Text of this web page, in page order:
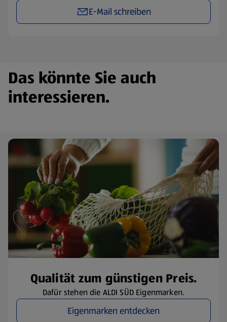
E-Mail schreiben
Das könnte Sie auch
interessieren.
Qualität zum günstigen Preis.
Dafür stehen die ALDI SÜD Eigenmarken.
Eigenmarken entdecken